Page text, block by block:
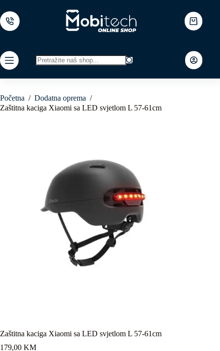
to
content
Shopping
cart
results
Početna / Dodatna oprema /
Zaštitna kaciga Xiaomi sa LED svjetlom L 57-61cm
Zaštitna kaciga Xiaomi sa LED svjetlom L 57-61cm
179,00 KM